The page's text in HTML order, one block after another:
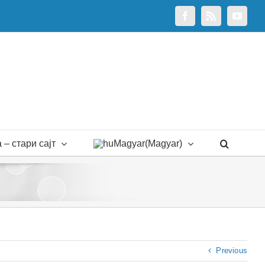
стари сајт Magyar(Magyar)
Previous